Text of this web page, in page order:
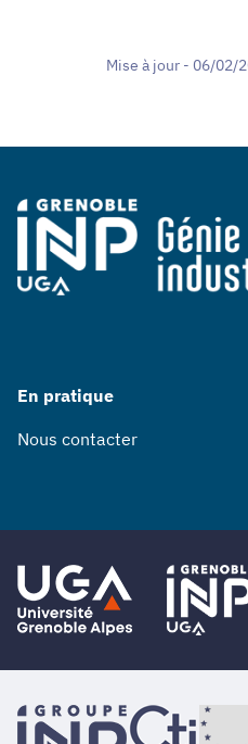
Mise à jour - 06/02/
En pratique
Nous contacter